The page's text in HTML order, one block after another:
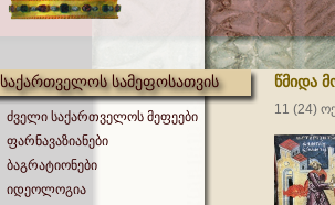
საქართველოს სამეფოსათვის
ძველი საქართველოს მეფეები
ფარნავაზიანები
ბაგრატიონები
იდეოლოგია
წმიდა
11 (24)